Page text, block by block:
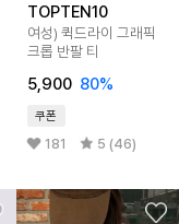
TOPTEN10
여성) 퀵드라이 그래픽
크롭 반팔 티
5,900 80%
쿠폰
181 5 (46)